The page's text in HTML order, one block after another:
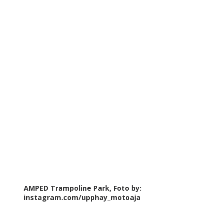
AMPED Trampoline Park, Foto by:
instagram.com/upphay_motoaja